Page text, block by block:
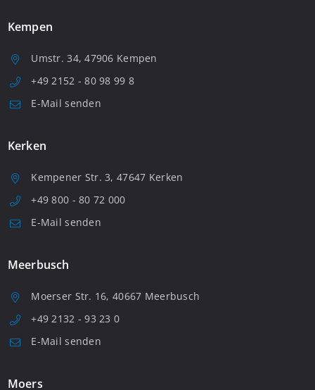
Kempen
Umstr. 34, 47906 Kempen
+49 2152 - 80 98 99 8
E-Mail senden
Kerken
Kempener Str. 3, 47647 Kerken
+49 800 - 80 72 000
E-Mail senden
Meerbusch
Moerser Str. 16, 40667 Meerbusch
+49 2132 - 93 23 0
E-Mail senden
Moers